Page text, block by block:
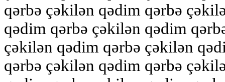
qərbə çəkilən qədim qərbə
qədim qərbə çəkilən qədim
çəkilən qədim qərbə çəkilən
qərbə çəkilən qədim qərbə